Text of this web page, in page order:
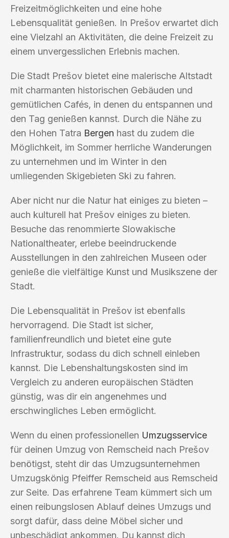
Freizeitmöglichkeiten und eine hohe
Lebensqualität genießen. In Prešov erwartet dich
eine Vielzahl an Aktivitäten, die deine Freizeit zu
einem unvergesslichen Erlebnis machen.
Die Stadt Prešov bietet eine malerische Altstadt
mit charmanten historischen Gebäuden und
gemütlichen Cafés, in denen du entspannen und
den Tag genießen kannst. Durch die Nähe zu
den Hohen Tatra Bergen hast du zudem die
Möglichkeit, im Sommer herrliche Wanderungen
zu unternehmen und im Winter in den
umliegenden Skigebieten Ski zu fahren.
Aber nicht nur die Natur hat einiges zu bieten –
auch kulturell hat Prešov einiges zu bieten.
Besuche das renommierte Slowakische
Nationaltheater, erlebe beeindruckende
Ausstellungen in den zahlreichen Museen oder
genieße die vielfältige Kunst und Musikszene der
Stadt.
Die Lebensqualität in Prešov ist ebenfalls
hervorragend. Die Stadt ist sicher,
familienfreundlich und bietet eine gute
Infrastruktur, sodass du dich schnell einleben
kannst. Die Lebenshaltungskosten sind im
Vergleich zu anderen europäischen Städten
günstig, was dir ein angenehmes und
erschwingliches Leben ermöglicht.
Wenn du einen professionellen Umzugsservice
für deinen Umzug von Remscheid nach Prešov
benötigst, steht dir das Umzugsunternehmen
Umzugskönig Pfeiffer Remscheid aus Remscheid
zur Seite. Das erfahrene Team kümmert sich um
einen reibungslosen Ablauf deines Umzugs und
sorgt dafür, dass deine Möbel sicher und
unbeschädigt ankommen. Du kannst dich